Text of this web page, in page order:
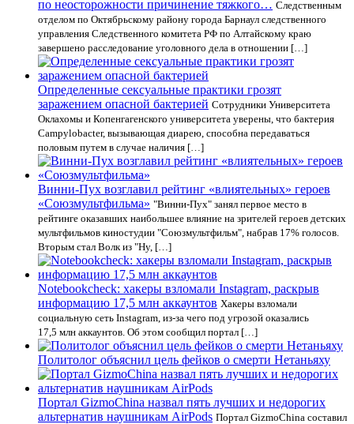
по неосторожности причинение тяжкого… Следственным
отделом по Октябрьскому району города Барнаул следственного
управления Следственного комитета РФ по Алтайскому краю
завершено расследование уголовного дела в отношении […]
Определенные сексуальные практики грозят
заражением опасной бактерией Сотрудники Университета
Оклахомы и Копенгагенского университета уверены, что бактерия
Campylobacter, вызывающая диарею, способна передаваться
половым путем в случае наличия […]
Винни-Пух возглавил рейтинг «влиятельных» героев
«Союзмультфильма» "Винни-Пух" занял первое место в
рейтинге оказавших наибольшее влияние на зрителей героев детских
мультфильмов киностудии "Союзмультфильм", набрав 17% голосов.
Вторым стал Волк из "Ну, […]
Notebookcheck: хакеры взломали Instagram, раскрыв
информацию 17,5 млн аккаунтов Хакеры взломали
социальную сеть Instagram, из-за чего под угрозой оказались
17,5 млн аккаунтов. Об этом сообщил портал […]
Политолог объяснил цель фейков о смерти Нетаньяху
Портал GizmoChina назвал пять лучших и недорогих
альтернатив наушникам AirPods Портал GizmoChina составил